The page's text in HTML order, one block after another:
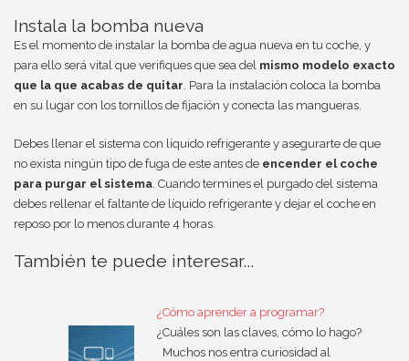
Instala la bomba nueva
Es el momento de instalar la bomba de agua nueva en tu coche, y
para ello será vital que verifiques que sea del mismo modelo exacto
que la que acabas de quitar. Para la instalación coloca la bomba
en su lugar con los tornillos de fijación y conecta las mangueras.
Debes llenar el sistema con líquido refrigerante y asegurarte de que
no exista ningún tipo de fuga de este antes de encender el coche
para purgar el sistema . Cuando termines el purgado del sistema
debes rellenar el faltante de líquido refrigerante y dejar el coche en
reposo por lo menos durante 4 horas.
También te puede interesar...
¿Cómo aprender a programar?
¿Cuáles son las claves, cómo lo hago?
Muchos nos entra curiosidad al